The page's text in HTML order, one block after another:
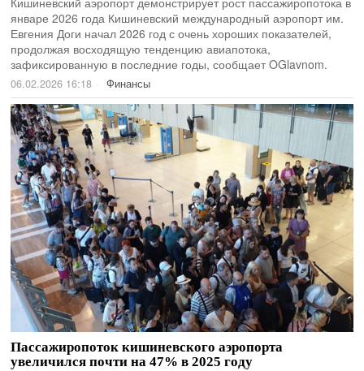
январе 2026 года Кишиневский международный аэропорт им.
Евгения Доги начал 2026 год с очень хороших показателей,
продолжая восходящую тенденцию авиапотока,
зафиксированную в последние годы, сообщает OGlavnom.
06.02.2026 16:18 Финансы
Пассажиропоток кишиневского аэропорта
увеличился почти на 47% в 2025 году